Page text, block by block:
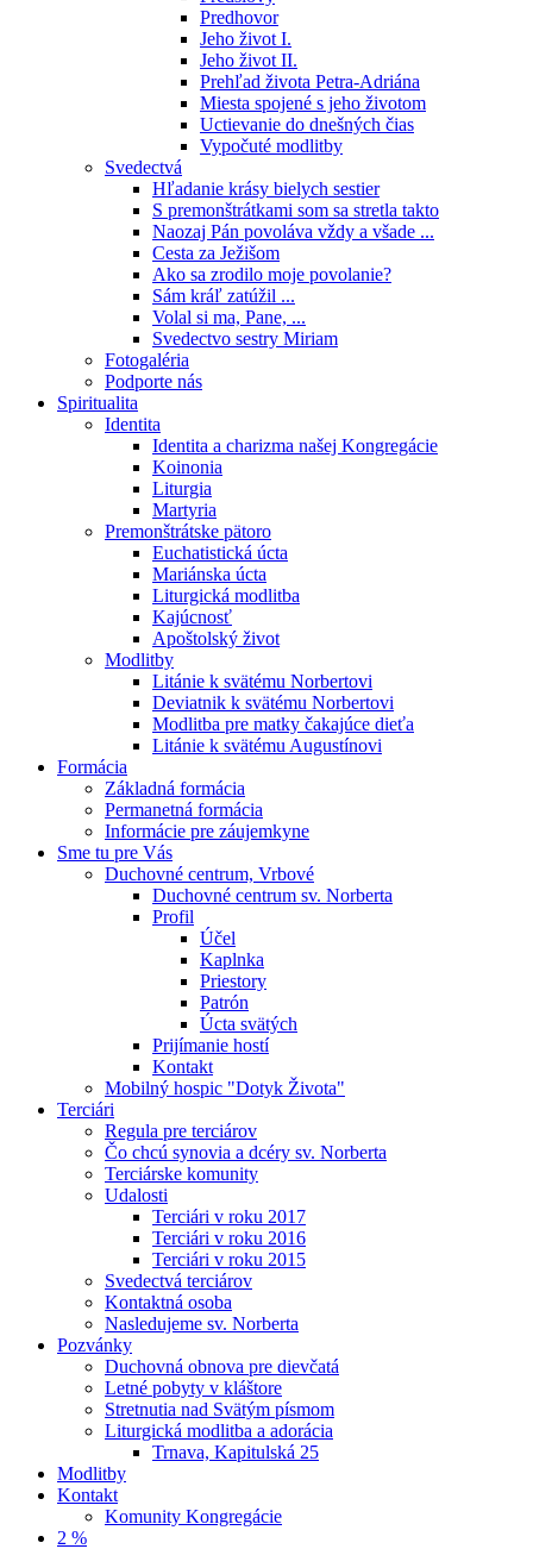
Predhovor
Jeho život I.
Jeho život II.
Prehľad života Petra-Adriána
Miesta spojené s jeho životom
Uctievanie do dnešných čias
Vypočuté modlitby
Svedectvá
Hľadanie krásy bielych sestier
S premonštrátkami som sa stretla takto
Naozaj Pán povoláva vždy a všade ...
Cesta za Ježišom
Ako sa zrodilo moje povolanie?
Sám kráľ zatúžil ...
Volal si ma, Pane, ...
Svedectvo sestry Miriam
Fotogaléria
Podporte nás
Spiritualita
Identita
Identita a charizma našej Kongregácie
Koinonia
Liturgia
Martyria
Premonštrátske pätoro
Euchatistická úcta
Mariánska úcta
Liturgická modlitba
Kajúcnosť
Apoštolský život
Modlitby
Litánie k svätému Norbertovi
Deviatnik k svätému Norbertovi
Modlitba pre matky čakajúce dieťa
Litánie k svätému Augustínovi
Formácia
Základná formácia
Permanetná formácia
Informácie pre záujemkyne
Sme tu pre Vás
Duchovné centrum, Vrbové
Duchovné centrum sv. Norberta
Profil
Účel
Kaplnka
Priestory
Patrón
Úcta svätých
Prijímanie hostí
Kontakt
Mobilný hospic "Dotyk Života"
Terciári
Regula pre terciárov
Čo chcú synovia a dcéry sv. Norberta
Terciárske komunity
Udalosti
Terciári v roku 2017
Terciári v roku 2016
Terciári v roku 2015
Svedectvá terciárov
Kontaktná osoba
Nasledujeme sv. Norberta
Pozvánky
Duchovná obnova pre dievčatá
Letné pobyty v kláštore
Stretnutia nad Svätým písmom
Liturgická modlitba a adorácia
Trnava, Kapitulská 25
Modlitby
Kontakt
Komunity Kongregácie
2 %